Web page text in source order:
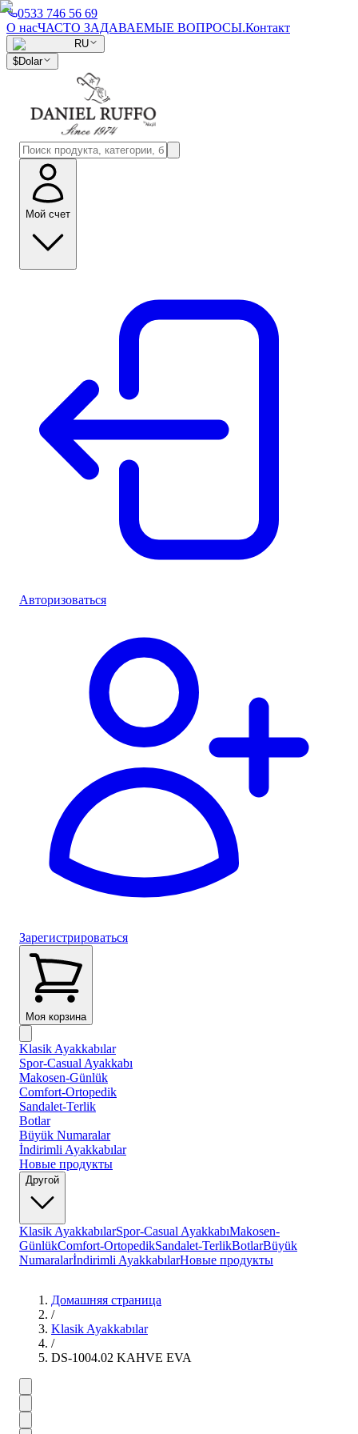
0533 746 56 69
О насЧАСТО ЗАДАВАЕМЫЕ ВОПРОСЫ.Контакт
RU
$Dolar
Мой счет
Авторизоваться
Зарегистрироваться
Моя корзина
Klasik Ayakkabılar
Spor-Casual Ayakkabı
Makosen-Günlük
Comfort-Ortopedik
Sandalet-Terlik
Botlar
Büyük Numaralar
İndirimli Ayakkabılar
Новые продукты
Другой
Klasik AyakkabılarSpor-Casual AyakkabıMakosen-
GünlükComfort-OrtopedikSandalet-TerlikBotlarBüyük
Numaralarİndirimli AyakkabılarНовые продукты
Домашняя страница
/
Klasik Ayakkabılar
/
DS-1004.02 KAHVE EVA